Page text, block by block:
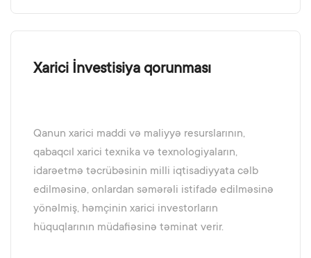
Xarici İnvestisiya qorunması
Qanun xarici maddi və maliyyə resurslarının,
qabaqcıl xarici texnika və texnologiyaların,
idarəetmə təcrübəsinin milli iqtisadiyyata cəlb
edilməsinə, onlardan səmərəli istifadə edilməsinə
yönəlmiş, həmçinin xarici investorların
hüquqlarının müdafiəsinə təminat verir.